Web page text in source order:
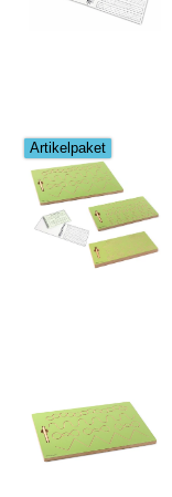
Artikelpaket